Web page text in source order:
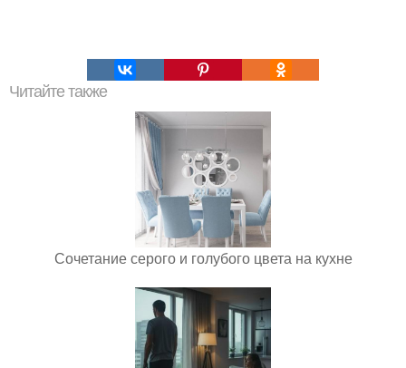
Читайте также
Сочетание серого и голубого цвета на кухне